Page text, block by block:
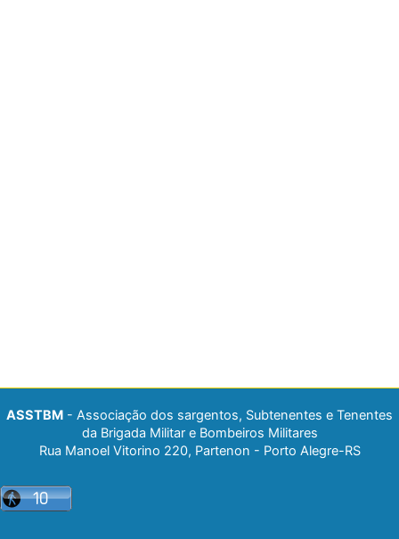
ASSTBM - Associação dos sargentos, Subtenentes e Tenentes
da Brigada Militar e Bombeiros Militares
Rua Manoel Vitorino 220, Partenon - Porto Alegre-RS